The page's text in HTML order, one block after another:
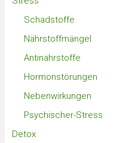
Schadstoffe
Nährstoffmängel
Antinährstoffe
Hormonstörungen
Nebenwirkungen
Psychischer-Stress
Detox